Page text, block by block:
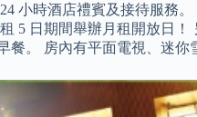
小時酒店禮賓及接待服務。
5 日期間舉辦月租開放日
餐。 房內有平面電視、迷你